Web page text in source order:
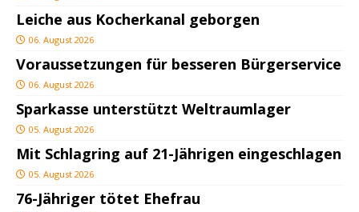
Leiche aus Kocherkanal geborgen
06. August 2026
Voraussetzungen für besseren Bürgerservice
06. August 2026
Sparkasse unterstützt Weltraumlager
05. August 2026
Mit Schlagring auf 21-Jährigen eingeschlagen
05. August 2026
76-Jähriger tötet Ehefrau